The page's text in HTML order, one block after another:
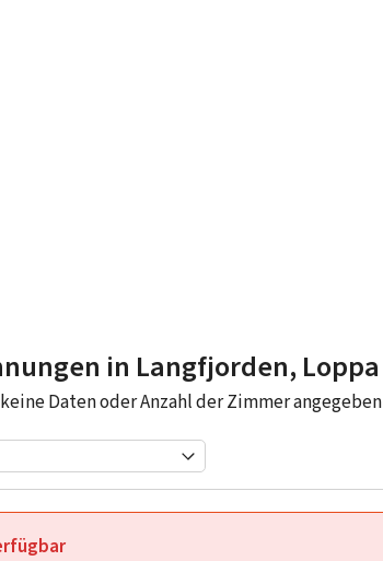
in Langfjorden, Loppa
Daten oder Anzahl der Zimmer angegeben